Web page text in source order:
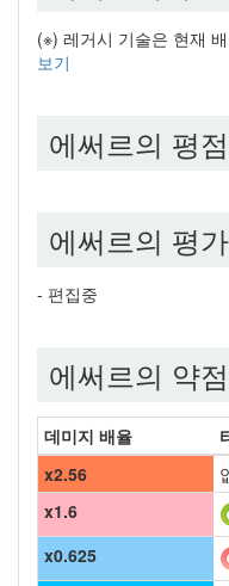
(※) 레거시 기술은 현재
보기
에써르의 평점
에써르의 평가
- 편집중
에써르의 약
데미지 배율
x2.56
x1.6
x0.625